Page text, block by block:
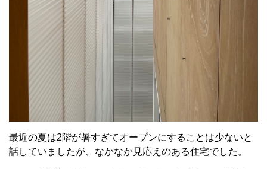
最近の夏は2階が暑すぎてオープンにすることは少ないと
話していましたが、なかなか見応えのある住宅でした。